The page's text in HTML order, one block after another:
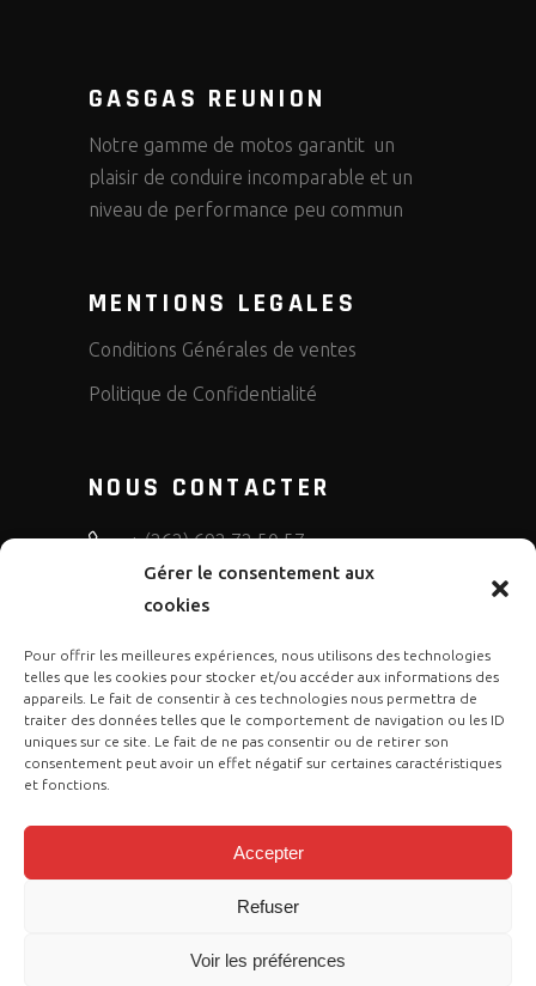
Gérer le consentement aux
cookies
Pour offrir les meilleures expériences, nous utilisons des technologies
telles que les cookies pour stocker et/ou accéder aux informations des
appareils. Le fait de consentir à ces technologies nous permettra de
traiter des données telles que le comportement de navigation ou les ID
uniques sur ce site. Le fait de ne pas consentir ou de retirer son
consentement peut avoir un effet négatif sur certaines caractéristiques
et fonctions.
Accepter
Refuser
Voir les préférences
GASGAS REUNION
Notre gamme de motos garantit un
plaisir de conduire incomparable et un
niveau de performance peu commun
MENTIONS LEGALES
Conditions Générales de ventes
Politique de Confidentialité
NOUS CONTACTER
+ (262) 692 72 50 57
bruno.diffusion.motos
Cose Publication. Tous droits sont